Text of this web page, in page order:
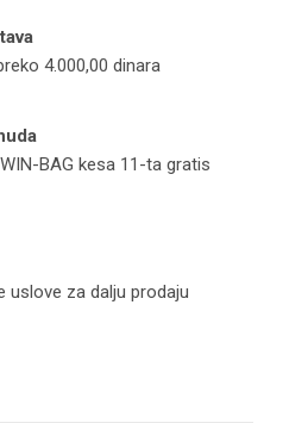
4.000,00 dinara
BAG kesa 11-ta gratis
uslove za dalju prodaju